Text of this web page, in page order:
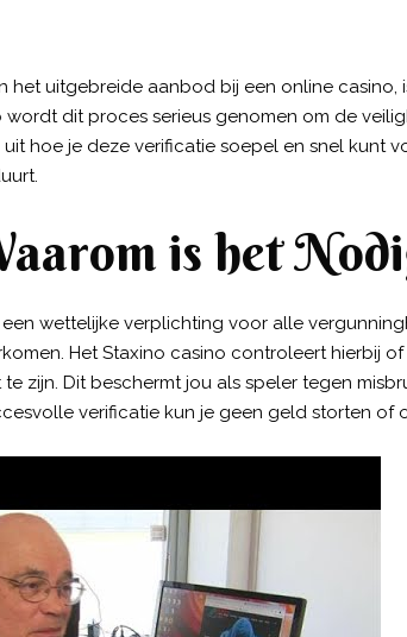
uitgebreide aanbod bij een online casino,
dit proces serieus genomen om de
hoe je deze verificatie soepel en snel kunt
is het
wettelijke verplichting voor alle
Het Staxino casino controleert hierbij
zijn. Dit beschermt jou als speler tegen
verificatie kun je geen geld storten of